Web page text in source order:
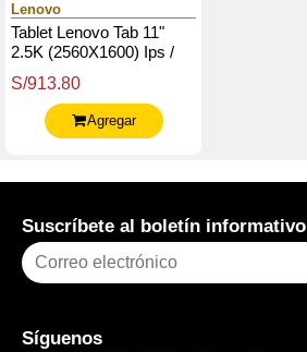
Lenovo
Tablet Lenovo Tab 11"
2.5K (2560X1600) Ips /
128Gb Rom, Android 15
O Sup.
S/913.80
Agregar
Suscríbete al boletín informativo
Síguenos